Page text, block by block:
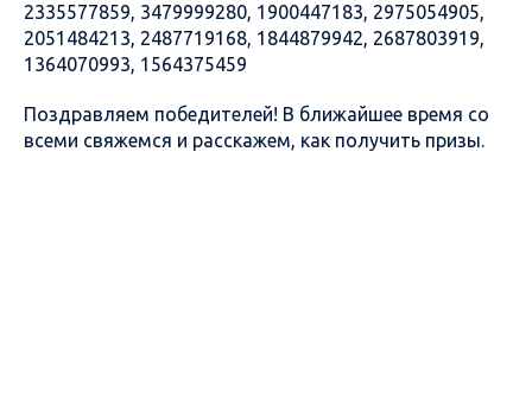
2335577859, 3479999280, 1900447183, 2975054905,
2051484213, 2487719168, 1844879942, 2687803919,
1364070993, 1564375459
Поздравляем победителей! В ближайшее время со
всеми свяжемся и расскажем, как получить призы.